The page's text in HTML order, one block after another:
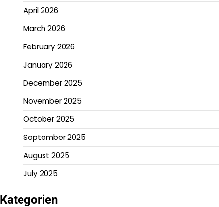
April 2026
March 2026
February 2026
January 2026
December 2025
November 2025
October 2025
September 2025
August 2025
July 2025
Kategorien